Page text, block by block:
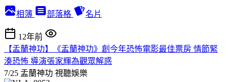
相簿 部落格 名片
12年前
【盂蘭神功】《盂蘭神功》創今年恐怖電影最佳票房 情節緊
湊恐怖 導演張家輝為觀眾解惑
7/25 盂蘭神功 視聽娛樂